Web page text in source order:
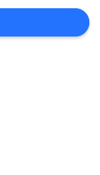
اطلب
اقتباس